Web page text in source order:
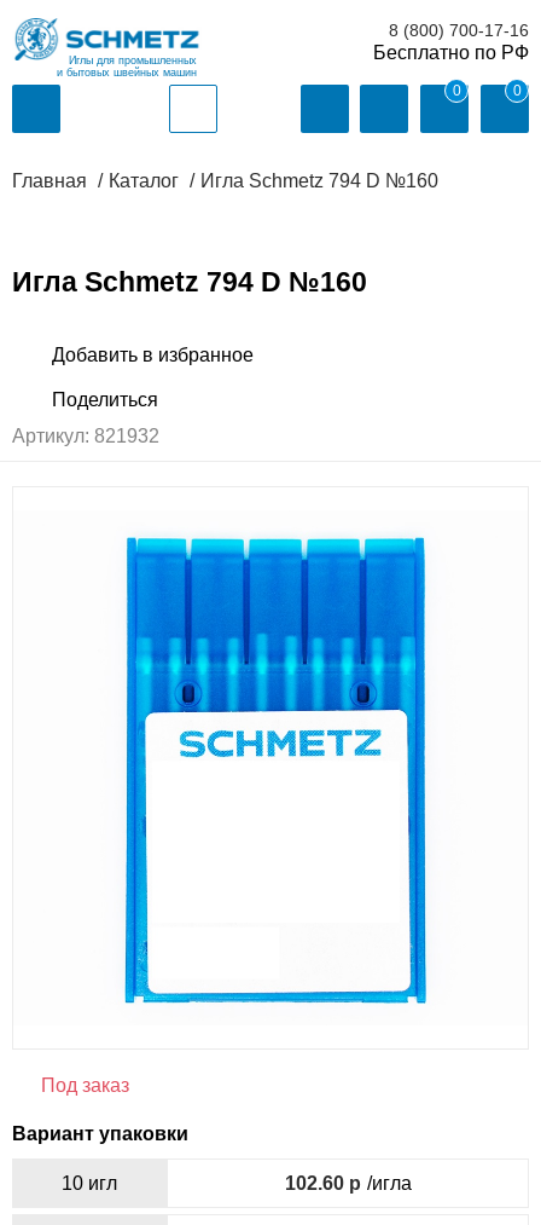
Иглы для промышленных
и бытовых швейных машин
8 (800) 700-17-16
0 0
Главная Каталог Игла Schmetz 794 D №160
Игла Schmetz 794 D №160
Артикул: 821932
Под заказ
Вариант упаковки
10 игл 102.60 /игла